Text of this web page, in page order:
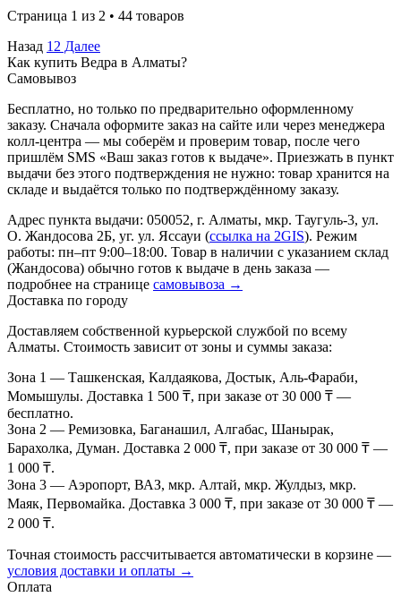
Страница 1 из 2 • 44 товаров
Назад 1 2 Далее
Как купить Ведра в Алматы?
Самовывоз
Бесплатно, но только по предварительно оформленному
заказу. Сначала оформите заказ на сайте или через менеджера
колл-центра — мы соберём и проверим товар, после чего
пришлём SMS «Ваш заказ готов к выдаче». Приезжать в пункт
выдачи без этого подтверждения не нужно: товар хранится на
складе и выдаётся только по подтверждённому заказу.
Адрес пункта выдачи: 050052, г. Алматы, мкр. Таугуль-3, ул.
О. Жандосова 2Б, уг. ул. Яссауи (ссылка на 2GIS). Режим
работы: пн–пт 9:00–18:00. Товар в наличии с указанием склад
(Жандосова) обычно готов к выдаче в день заказа —
подробнее на странице самовывоза →
Доставка по городу
Доставляем собственной курьерской службой по всему
Алматы. Стоимость зависит от зоны и суммы заказа:
Зона 1 — Ташкенская, Калдаякова, Достык, Аль-Фараби,
Момышулы. Доставка 1 500 ₸, при заказе от 30 000 ₸ —
бесплатно.
Зона 2 — Ремизовка, Баганашил, Алгабас, Шанырак,
Барахолка, Думан. Доставка 2 000 ₸, при заказе от 30 000 ₸ —
1 000 ₸.
Зона 3 — Аэропорт, ВАЗ, мкр. Алтай, мкр. Жулдыз, мкр.
Маяк, Первомайка. Доставка 3 000 ₸, при заказе от 30 000 ₸ —
2 000 ₸.
Точная стоимость рассчитывается автоматически в корзине —
условия доставки и оплаты →
Оплата